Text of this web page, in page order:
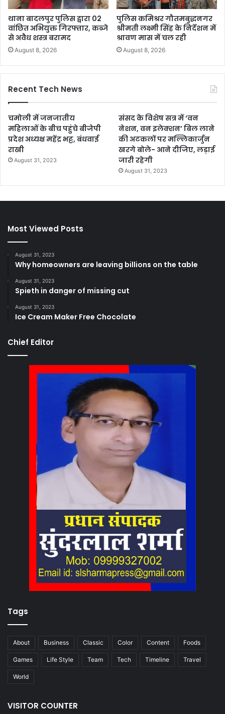
थाना बादलपुर पुलिस द्वारा 02
वांछित अभियुक्त गिरफ्तार, कब्जे
से अवैध शस्त्र बरामद
August 8, 2026
पुलिस कमिश्रर गौतमबुद्धनगर
श्रीमती लक्ष्मी सिंह के निर्देशन में
श्रावण मास में चल रही
August 8, 2026
Recent Tech News
चमोली में जनजातीय
महिलाओं के बीच पहुंचे बीजेपी
प्रदेश अध्यक्ष महेंद्र भट्ट, बंधवाई
राखी
August 31, 2023
संसद के विशेष सत्र में ‘वन
नेशन, वन इलेक्शन’ बिल लाने
की अटकलों पर मल्लिकार्जुन
खरगे बोले- आने दीजिए, लड़ाई
जारी रहेगी
August 31, 2023
Most Viewed Posts
August 31, 2023
Why homeowners are leaving billions on the table
August 31, 2023
Spieth in danger of missing cut
August 31, 2023
Ice Cream Maker Free Chocolate
Chief Editor
Tags
About Business Classic Color Content Foods
Games Life Style Team Tech Timeline Travel
World
VISITOR COUNTER